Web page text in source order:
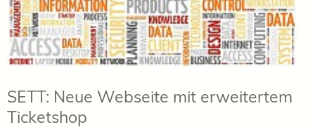
SETT: Neue Webseite mit erweitertem
Ticketshop